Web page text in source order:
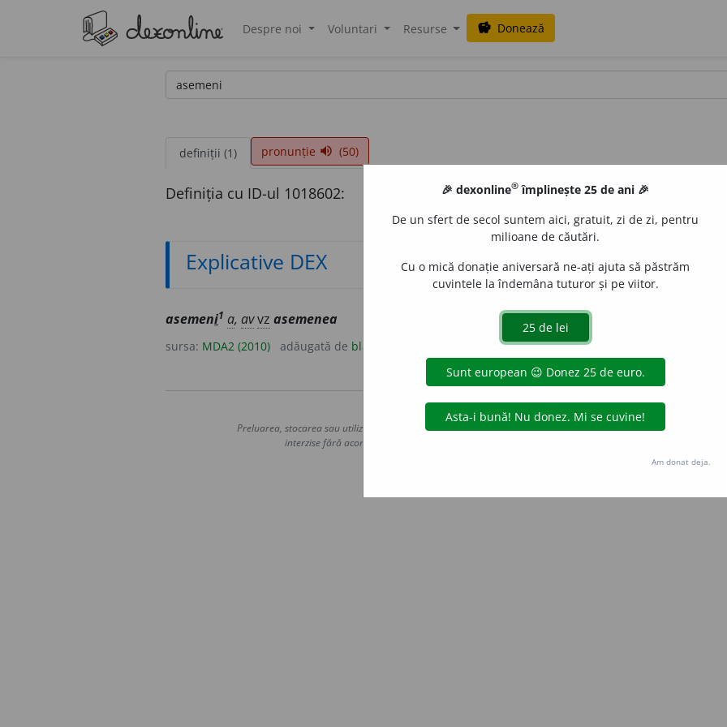
Despre noi Voluntari Resurse savings Donează
definiții (1) pronunție volume_up (50)
Definiția cu ID-ul 1018602:
Explicative DEX
asemeni1 a, avvz asemenea
sursa: MDA2 (2010) adăugată de blaurb.
Copyright © 2004-2026 dexonline (https://dexonline.ro)
Preluarea, stocarea sau utilizarea datelor de pe acest site, inclusiv prin orice metode de extragere automată
interzise fără acordul nostru prealabil scris, cu excepția seturilor de date oferite oficial spre utilizare
Hosterion
🎉 dexonline® împlinește 25 de ani 🎉
De un sfert de secol suntem aici, gratuit, zi de zi, pentru
milioane de căutări.
Cu o mică donație aniversară ne-ați ajuta să păstrăm
cuvintele la îndemâna tuturor și pe viitor.
Am donat deja.